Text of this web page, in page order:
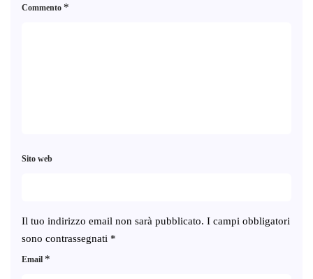
Il tuo indirizzo email non sarà pubblicato. I campi obbligatori
sono contrassegnati *
Commento *
Email *
Sito web